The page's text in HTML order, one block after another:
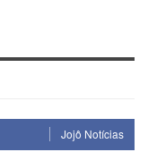
Jojô Notícias